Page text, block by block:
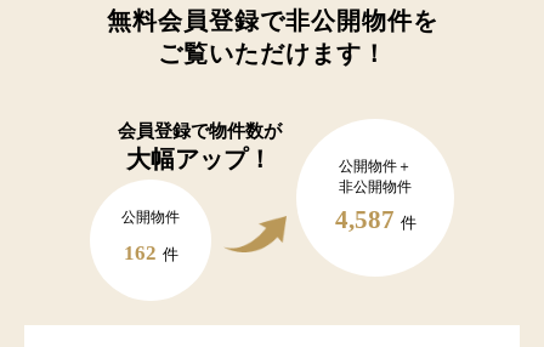
無料会員登録で非公開物件を
ご覧いただけます！
会員登録で物件数が
大幅アップ！
公開物件
162 件
公開物件＋
非公開物件
4,587 件